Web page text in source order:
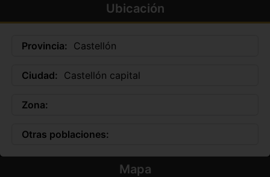
Ubicación
Provincia: Castellón
Ciudad: Castellón capital
Zona:
Otras poblaciones:
Mapa